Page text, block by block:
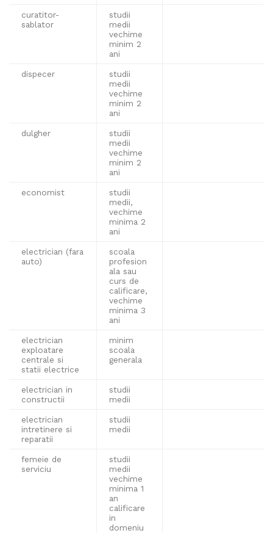
curatitor-
sablator
studii
medii
vechime
minim 2
ani
dispecer
studii
medii
vechime
minim 2
ani
dulgher
studii
medii
vechime
minim 2
ani
economist
studii
medii,
vechime
minima 2
ani
electrician (fara
auto)
scoala
profesion
ala sau
curs de
calificare,
vechime
minima 3
ani
electrician
exploatare
centrale si
statii electrice
minim
scoala
generala
electrician in
constructii
studii
medii
electrician
intretinere si
reparatii
studii
medii
femeie de
serviciu
studii
medii
vechime
minima 1
an
calificare
in
domeniu